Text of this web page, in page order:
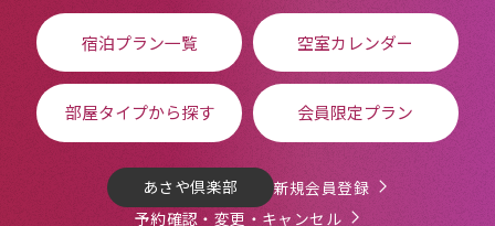
宿泊プラン一覧 空室カレンダー
部屋タイプから探す 会員限定プラン
あさや倶楽部
新規会員登録
予約確認・変更・キャンセル